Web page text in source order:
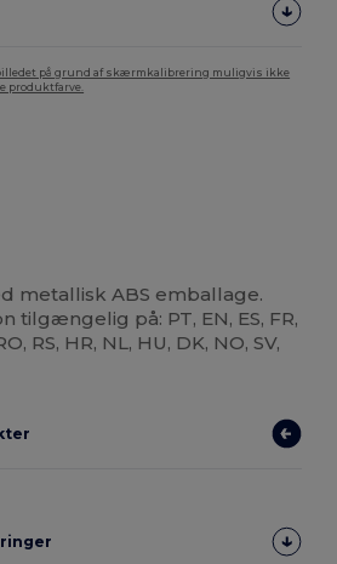
på grund af skærmkalibrering muligvis ikke
produktfarve.
metallisk ABS emballage.
tilgængelig på: PT, EN, ES, FR,
RS, HR, NL, HU, DK, NO, SV,